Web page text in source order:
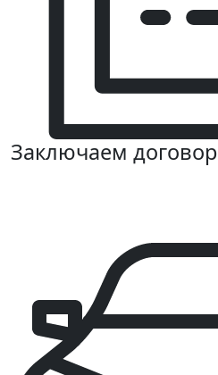
Заключаем договор